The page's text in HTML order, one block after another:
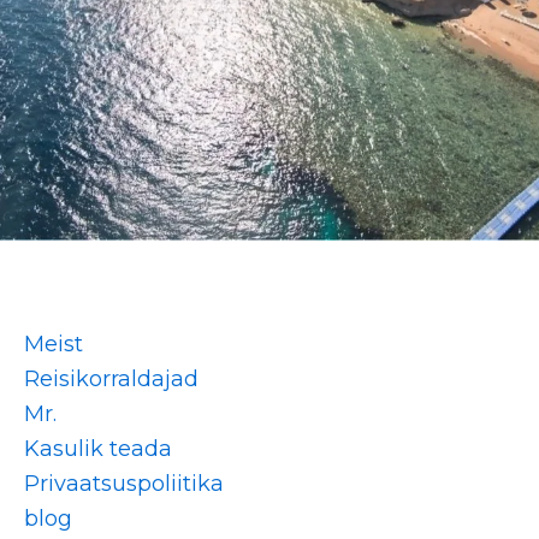
Meist
Reisikorraldajad
Mr.
Kasulik teada
Privaatsuspoliitika
blog